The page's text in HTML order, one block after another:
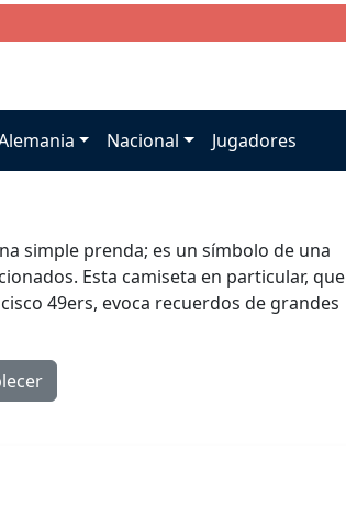
Nacional Jugadores
simple prenda; es un símbolo de una
Esta camiseta en particular, que
49ers, evoca recuerdos de grandes